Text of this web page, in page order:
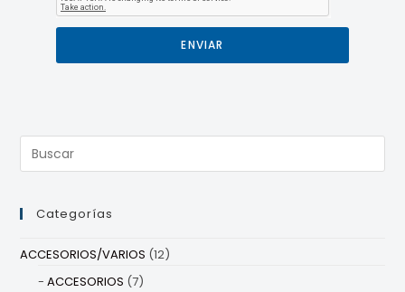
ENVIAR
Categorías
ACCESORIOS/VARIOS (12)
ACCESORIOS (7)